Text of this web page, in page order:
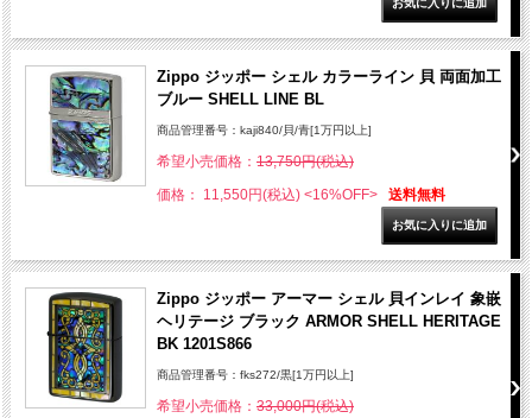
Zippo ジッポー シェル カラーライン 貝 両面加工
ブルー SHELL LINE BL
商品管理番号：kaji840/貝/青[1万円以上]
希望小売価格： 13,750円(税込)
価格： 11,550円(税込) <16%OFF> 送料無料
Zippo ジッポー アーマー シェル 貝インレイ 象嵌
ヘリテージ ブラック ARMOR SHELL HERITAGE
BK 1201S866
商品管理番号：fks272/黒[1万円以上]
希望小売価格： 33,000円(税込)